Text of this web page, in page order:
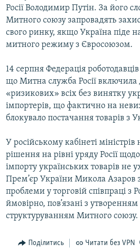
Росії Володимир Путін. За його
Митного союзу запровадять
свого ринку, якщо Україна піде
митного режиму з Євросоюзом.
14 серпня Федерація
що Митна служба Росії включила
«ризикових» всіх без винятку
імпортерів, що фактично на
блокувало постачання товарів з
У російському кабінеті
рішення на рівні уряду Росії
імпорту українських товарів не
Прем’єр України Микола Азаров
проблеми у торговій співпраці з
ймовірно, пов’язані з утворенням
структуруванням Митного союзу.
Поділитись Читати без VPN